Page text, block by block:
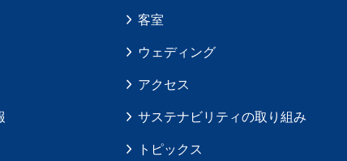
客室
ウェディング
アクセス
サステナビリティの取り組み
トピックス